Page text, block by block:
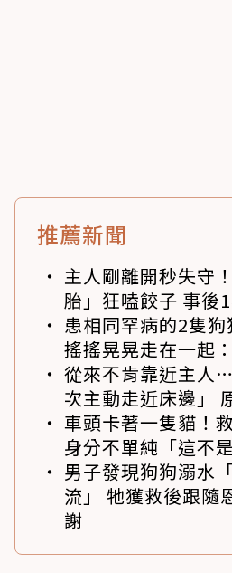
推薦新聞
主人剛離開秒失守
胎」狂嗑餃子 事後
患相同罕病的2隻狗
搖搖晃晃走在一起
從來不肯靠近主人
次主動走近床邊」
車頭卡著一隻貓！
身分不單純「這不是
男子發現狗狗溺水
流」 牠獲救後跟隨
謝